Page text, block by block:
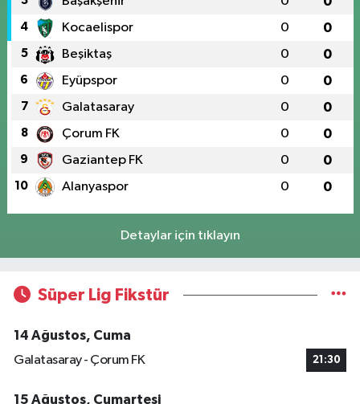
4 Kocaelispor 0 0
5 Beşiktaş 0 0
6 Eyüpspor 0 0
7 Galatasaray 0 0
8 Çorum FK 0 0
9 Gaziantep FK 0 0
10 Alanyaspor 0 0
Detaylar için tıklayın
Süper Lig Fikstür
14 Ağustos, Cuma
Galatasaray - Çorum FK
21:30
15 Ağustos, Cumartesi